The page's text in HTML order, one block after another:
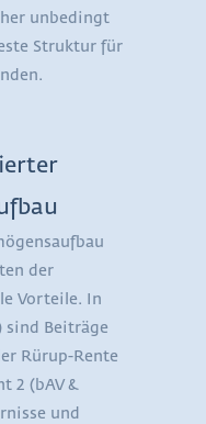
unbedingt
Struktur für
der
Vorteile. In
sind Beiträge
Rürup-Rente
2 (bAV &
und